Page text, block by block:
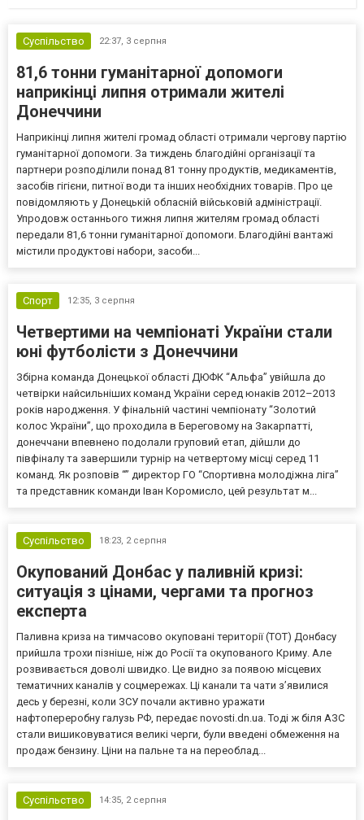
Суспільство 22:37, 3 серпня
81,6 тонни гуманітарної допомоги
наприкінці липня отримали жителі
Донеччини
Наприкінці липня жителі громад області отримали чергову партію
гуманітарної допомоги. За тиждень благодійні організації та
партнери розподілили понад 81 тонну продуктів, медикаментів,
засобів гігієни, питної води та інших необхідних товарів. Про це
повідомляють у Донецькій обласній військовій адміністрації.
Упродовж останнього тижня липня жителям громад області
передали 81,6 тонни гуманітарної допомоги. Благодійні вантажі
містили продуктові набори, засоби...
Спорт 12:35, 3 серпня
Четвертими на чемпіонаті України стали
юні футболісти з Донеччини
Збірна команда Донецької області ДЮФК “Альфа” увійшла до
четвірки найсильніших команд України серед юнаків 2012–2013
років народження. У фінальній частині чемпіонату “Золотий
колос України”, що проходила в Береговому на Закарпатті,
донеччани впевнено подолали груповий етап, дійшли до
півфіналу та завершили турнір на четвертому місці серед 11
команд. Як розповів “” директор ГО “Спортивна молодіжна ліга”
та представник команди Іван Коромисло, цей результат м...
Суспільство 18:23, 2 серпня
Окупований Донбас у паливній кризі:
ситуація з цінами, чергами та прогноз
експерта
Паливна криза на тимчасово окуповані території (ТОТ) Донбасу
прийшла трохи пізніше, ніж до Росії та окупованого Криму. Але
розвивається доволі швидко. Це видно за появою місцевих
тематичних каналів у соцмережах. Ці канали та чати з’явилися
десь у березні, коли ЗСУ почали активно уражати
нафтопереробну галузь РФ, передає novosti.dn.ua. Тоді ж біля АЗС
стали вишиковуватися великі черги, були введені обмеження на
продаж бензину. Ціни на пальне та на переоблад...
Суспільство 14:35, 2 серпня